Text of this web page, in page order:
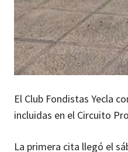
El Club Fondistas Yecla
incluidas en el Circuito
La primera cita llegó el